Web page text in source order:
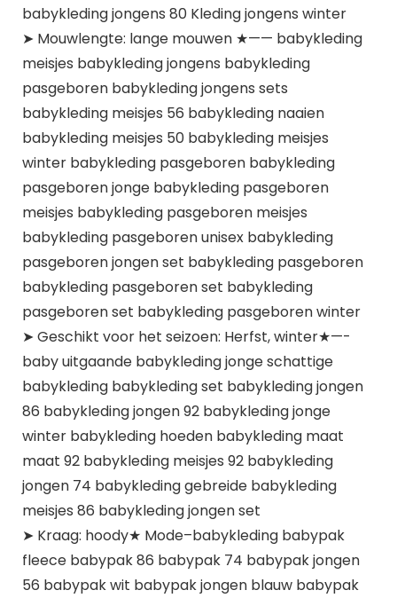
babykleding jongens 80 Kleding jongens winter
➤ Mouwlengte: lange mouwen ★—— babykleding
meisjes babykleding jongens babykleding
pasgeboren babykleding jongens sets
babykleding meisjes 56 babykleding naaien
babykleding meisjes 50 babykleding meisjes
winter babykleding pasgeboren babykleding
pasgeboren jonge babykleding pasgeboren
meisjes babykleding pasgeboren meisjes
babykleding pasgeboren unisex babykleding
pasgeboren jongen set babykleding pasgeboren
babykleding pasgeboren set babykleding
pasgeboren set babykleding pasgeboren winter
➤ Geschikt voor het seizoen: Herfst, winter★—-
baby uitgaande babykleding jonge schattige
babykleding babykleding set babykleding jongen
86 babykleding jongen 92 babykleding jonge
winter babykleding hoeden babykleding maat
maat 92 babykleding meisjes 92 babykleding
jongen 74 babykleding gebreide babykleding
meisjes 86 babykleding jongen set
➤ Kraag: hoody★ Mode–babykleding babypak
fleece babypak 86 babypak 74 babypak jongen
56 babypak wit babypak jongen blauw babypak